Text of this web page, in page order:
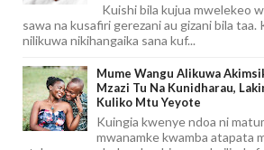
Kuishi bila kujua mwelekeo
sawa na kusafiri gerezani au gizani bila taa.
nilikuwa nikihangaika sana kuf...
Mume Wangu Alikuwa
Mzazi Tu Na Kunidharau,
Kuliko Mtu Yeyote
Kuingia kwenye ndoa ni
mwanamke kwamba atapata